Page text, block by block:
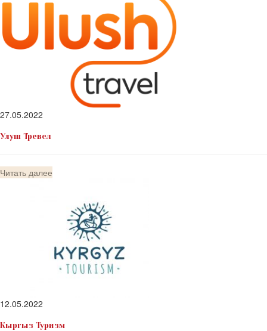
27.05.2022
Улуш Тревел
Читать далее
12.05.2022
Кыргыз Туризм